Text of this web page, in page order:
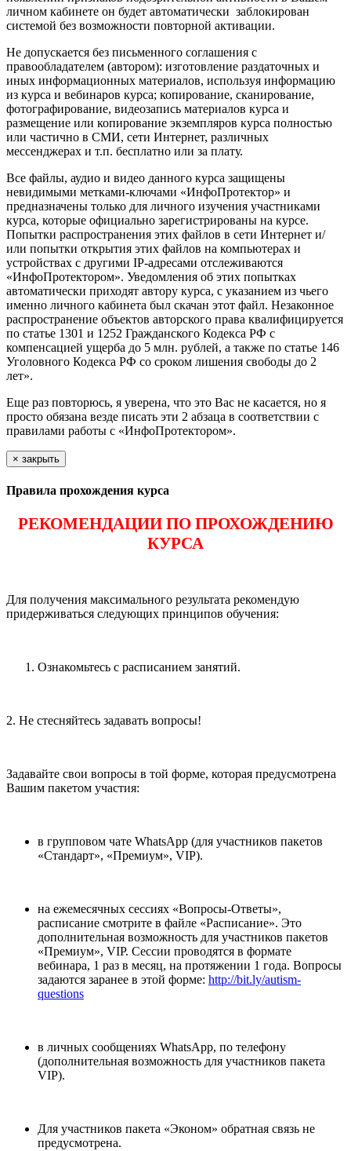
личном кабинете он будет автоматически заблокирован
системой без возможности повторной активации.
Не допускается без письменного соглашения с
правообладателем (автором): изготовление раздаточных и
иных информационных материалов, используя информацию
из курса и вебинаров курса; копирование, сканирование,
фотографирование, видеозапись материалов курса и
размещение или копирование экземпляров курса полностью
или частично в СМИ, сети Интернет, различных
мессенджерах и т.п. бесплатно или за плату.
Все файлы, аудио и видео данного курса защищены
невидимыми метками-ключами «ИнфоПротектор» и
предназначены только для личного изучения участниками
курса, которые официально зарегистрированы на курсе.
Попытки распространения этих файлов в сети Интернет и/
или попытки открытия этих файлов на компьютерах и
устройствах с другими IP-адресами отслеживаются
«ИнфоПротектором». Уведомления об этих попытках
автоматически приходят автору курса, с указанием из чьего
именно личного кабинета был скачан этот файл. Незаконное
распространение объектов авторского права квалифицируется
по статье 1301 и 1252 Гражданского Кодекса РФ с
компенсацией ущерба до 5 млн. рублей, а также по статье 146
Уголовного Кодекса РФ со сроком лишения свободы до 2
лет».
Еще раз повторюсь, я уверена, что это Вас не касается, но я
просто обязана везде писать эти 2 абзаца в соответствии с
правилами работы с «ИнфоПротектором».
× закрыть
Правила прохождения курса
РЕКОМЕНДАЦИИ ПО ПРОХОЖДЕНИЮ
КУРСА
Для получения максимального результата рекомендую
придерживаться следующих принципов обучения:
Ознакомьтесь с расписанием занятий.
2. Не стесняйтесь задавать вопросы!
Задавайте свои вопросы в той форме, которая предусмотрена
Вашим пакетом участия:
в групповом чате WhatsApp (для участников пакетов
«Стандарт», «Премиум», VIP).
на ежемесячных сессиях «Вопросы-Ответы»,
расписание смотрите в файле «Расписание». Это
дополнительная возможность для участников пакетов
«Премиум», VIP. Сессии проводятся в формате
вебинара, 1 раз в месяц, на протяжении 1 года. Вопросы
задаются заранее в этой форме: http://bit.ly/autism-
questions
в личных сообщениях WhatsApp, по телефону
(дополнительная возможность для участников пакета
VIP).
Для участников пакета «Эконом» обратная связь не
предусмотрена.